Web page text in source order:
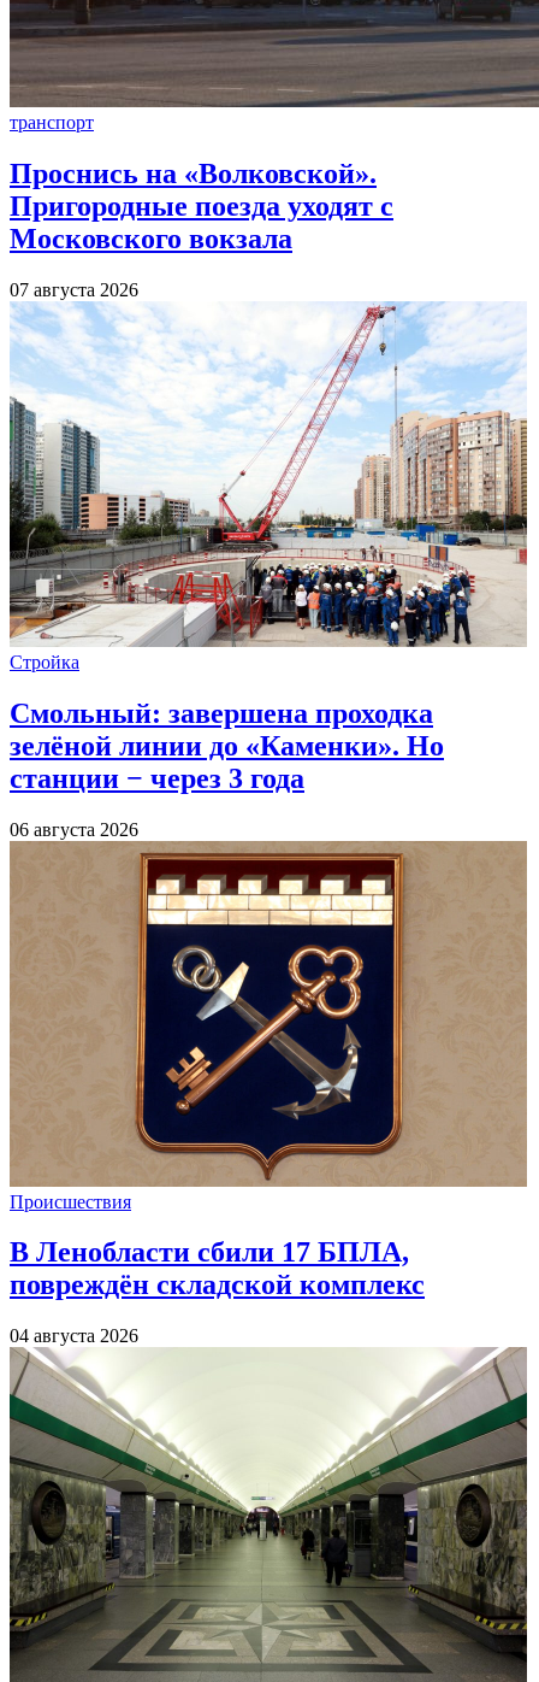
транспорт
Проснись на «Волковской».
Пригородные поезда уходят с
Московского вокзала
07 августа 2026
Стройка
Смольный: завершена проходка
зелёной линии до «Каменки». Но
станции − через 3 года
06 августа 2026
Происшествия
В Ленобласти сбили 17 БПЛА,
повреждён складской комплекс
04 августа 2026